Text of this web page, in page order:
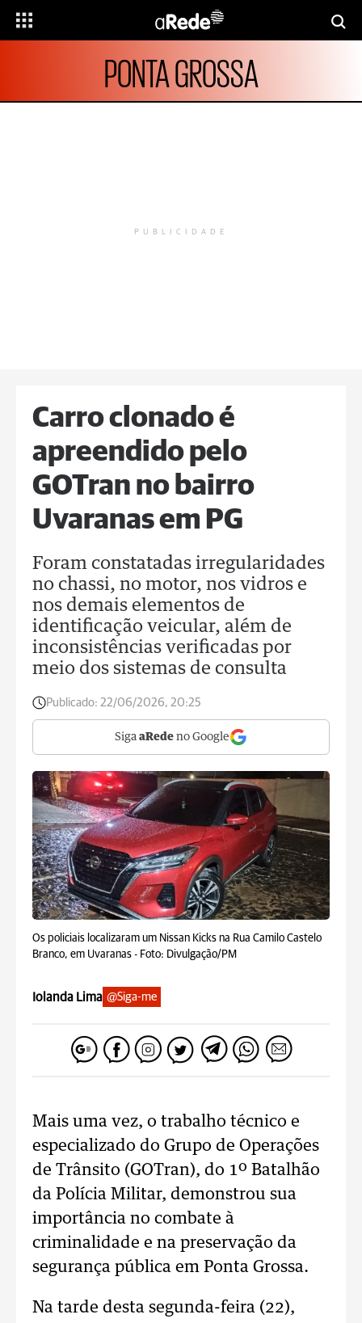
PONTA GROSSA
PUBLICIDADE
Carro clonado é
apreendido pelo
GOTran no bairro
Uvaranas em PG
Foram constatadas irregularidades
no chassi, no motor, nos vidros e
nos demais elementos de
identificação veicular, além de
inconsistências verificadas por
meio dos sistemas de consulta
Publicado: 22/06/2026, 20:25
Siga aRede no Google
Os policiais localizaram um Nissan Kicks na Rua Camilo Castelo
Branco, em Uvaranas - Foto: Divulgação/PM
Iolanda Lima @Siga-me
Mais uma vez, o trabalho técnico e
especializado do Grupo de Operações
de Trânsito (GOTran), do 1º Batalhão
da Polícia Militar, demonstrou sua
importância no combate à
criminalidade e na preservação da
segurança pública em Ponta Grossa.
Na tarde desta segunda-feira (22),